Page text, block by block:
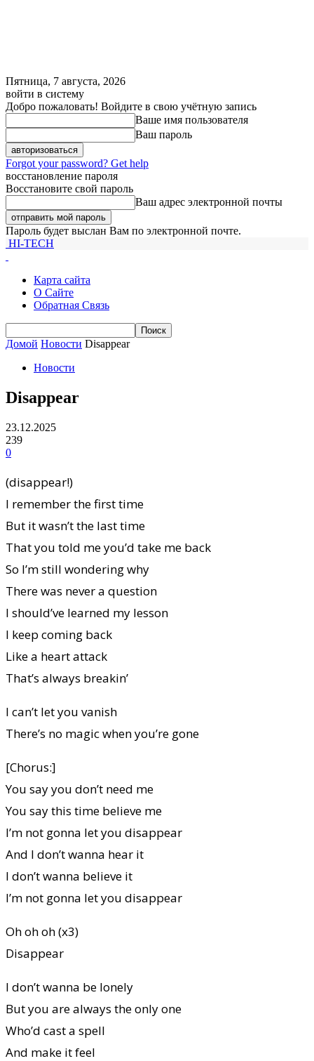
Пятница, 7 августа, 2026
войти в систему
Добро пожаловать! Войдите в свою учётную запись
Ваше имя пользователя
Ваш пароль
Forgot your password? Get help
восстановление пароля
Восстановите свой пароль
Ваш адрес электронной почты
Пароль будет выслан Вам по электронной почте.
HI-TECH
Карта сайта
О Сайте
Обратная Связь
Домой Новости Disappear
Новости
Disappear
23.12.2025
239
0
(disappear!)
I remember the first time
But it wasn’t the last time
That you told me you’d take me back
So I’m still wondering why
There was never a question
I should’ve learned my lesson
I keep coming back
Like a heart attack
That’s always breakin’
I can’t let you vanish
There’s no magic when you’re gone
[Chorus:]
You say you don’t need me
You say this time believe me
I’m not gonna let you disappear
And I don’t wanna hear it
I don’t wanna believe it
I’m not gonna let you disappear
Oh oh oh (x3)
Disappear
I don’t wanna be lonely
But you are always the only one
Who’d cast a spell
And make it feel